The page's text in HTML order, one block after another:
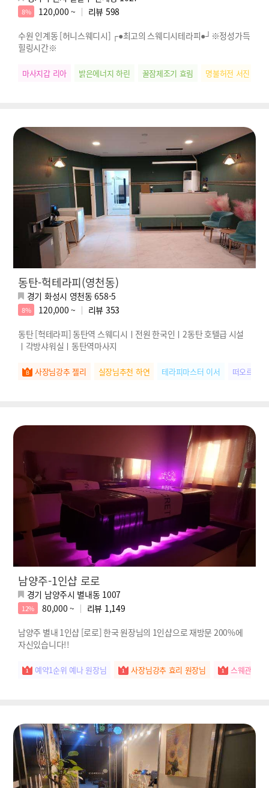
8% 120,000 ~ 리뷰 598
수원 인계동 [허니스웨디시] ┌●최고의 스웨디시테라피●┘※정성가득
힐링시간※
마사지갑 리아 밝은에너지 하린 꿀잠제조기 효림 명불허전 서진
동탄-헉테라피(영천동)
경기 화성시 영천동 658-5
8% 120,000 ~ 리뷰 353
동탄 [헉테라피] 동탄역 스웨디시ㅣ전원 한국인ㅣ2동탄 호텔급 시설
ㅣ각방샤워실ㅣ동탄역마사지
사장님강추 젤리 실장님추천 하연 테라피마스터 이서 떠오르는
남양주-1인샵 로로
경기 남양주시 별내동 1007
12% 80,000 ~ 리뷰 1,149
남양주 별내 1인샵 [로로] 한국 원장님의 1인샵으로 재방문 200%에
자신있습니다!!
예약1순위 예나 원장님 사장님강추 효리 원장님 스웨관리짱